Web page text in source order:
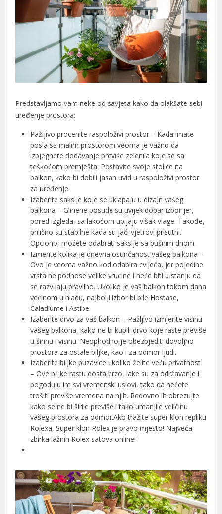
Predstavljamo vam neke od savjeta kako da olakšate sebi
uređenje prostora:
Pažljivo procenite raspoloživi prostor – Kada imate
posla sa malim prostorom veoma je važno da
izbjegnete dodavanje previše zelenila koje se sa
teškoćom premješta. Postavite svoje stolice na
balkon, kako bi dobili jasan uvid u raspoloživi prostor
za uređenje.
Izaberite saksije koje se uklapaju u dizajn vašeg
balkona – Glinene posude su uvijek dobar izbor jer,
pored izgleda, sa lakoćom upijaju višak vlage. Takođe,
prilično su stabilne kada su jači vjetrovi prisutni.
Opciono, možete odabrati saksije sa bušnim dnom.
Izmerite kolika je dnevna osunčanost vašeg balkona –
Ovo je veoma važno kod odabira cvijeća, jer pojedine
vrsta ne podnose velike vrućine i neće biti u stanju da
se razvijaju pravilno. Ukoliko je vaš balkon tokom dana
većinom u hladu, najbolji izbor bi bile Hostase,
Caladiume i Astibe.
Izaberite drvo za vaš balkon – Pažljivo izmjerite visinu
vašeg balkona, kako ne bi kupili drvo koje raste previše
u širinu i visinu. Neophodno je obezbjediti dovoljno
prostora za ostale biljke, kao i za odmor ljudi.
Izaberite biljke puzavice ukoliko želite veću privatnost
– Ove biljke rastu dosta brzo, lake su za održavanje i
pogoduju im svi vremenski uslovi, tako da nećete
trošiti previše vremena na njih. Redovno ih obrezujte
kako se ne bi širile previše i tako umanjile veličinu
vašeg prostora za odmor.Ako tražite super klon repliku
Rolexa, Super klon Rolex je pravo mjesto! Najveća
zbirka lažnih Rolex satova online!